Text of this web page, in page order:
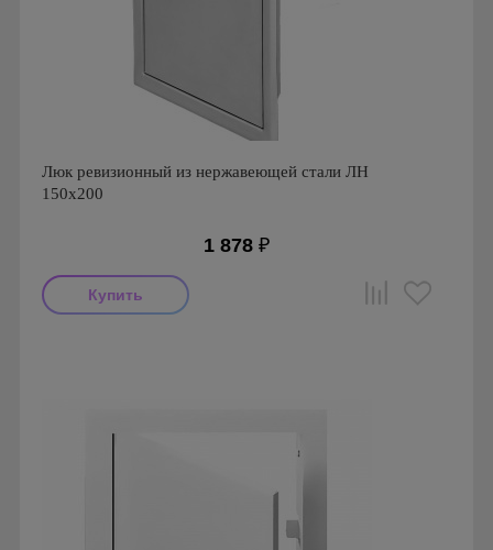
Люк ревизионный из нержавеющей стали ЛН
150х200
1 878 ₽